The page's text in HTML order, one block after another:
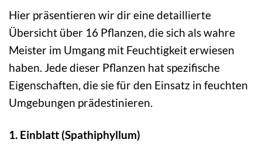
Hier präsentieren wir dir eine detaillierte
Übersicht über 16 Pflanzen, die sich als wahre
Meister im Umgang mit Feuchtigkeit erwiesen
haben. Jede dieser Pflanzen hat spezifische
Eigenschaften, die sie für den Einsatz in feuchten
Umgebungen prädestinieren.
1. Einblatt (Spathiphyllum)